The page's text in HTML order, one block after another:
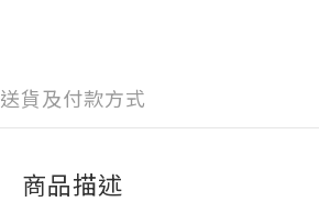
送貨及付款方式
商品描述